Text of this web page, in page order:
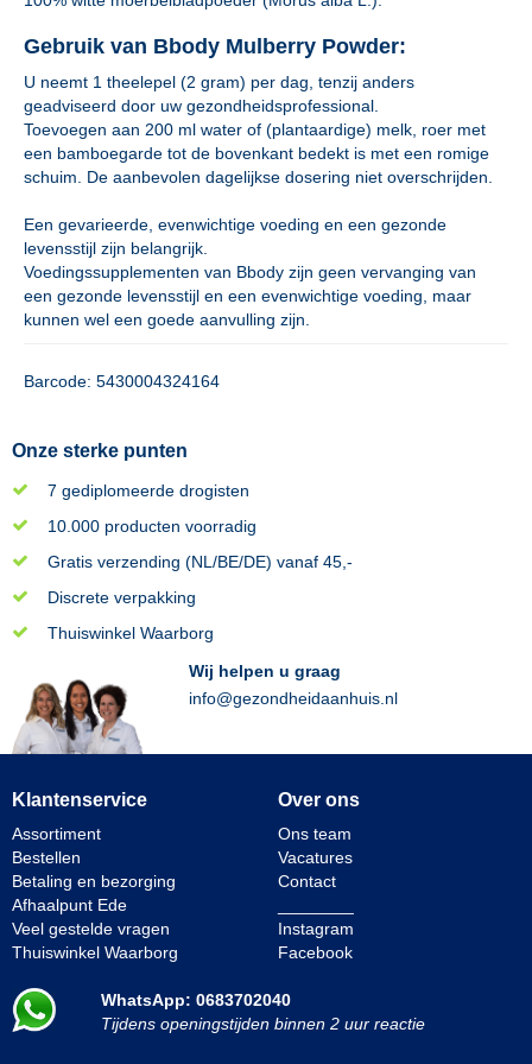
Gebruik van Bbody Mulberry Powder:
U neemt 1 theelepel (2 gram) per dag, tenzij anders
geadviseerd door uw gezondheidsprofessional.
Toevoegen aan 200 ml water of (plantaardige) melk, roer met
een bamboegarde tot de bovenkant bedekt is met een romige
schuim. De aanbevolen dagelijkse dosering niet overschrijden.
Een gevarieerde, evenwichtige voeding en een gezonde
levensstijl zijn belangrijk.
Voedingssupplementen van Bbody zijn geen vervanging van
een gezonde levensstijl en een evenwichtige voeding, maar
kunnen wel een goede aanvulling zijn.
Barcode: 5430004324164
Onze sterke punten
7 gediplomeerde drogisten
10.000 producten voorradig
Gratis verzending (NL/BE/DE) vanaf 45,-
Discrete verpakking
Thuiswinkel Waarborg
Wij helpen u graag
info@gezondheidaanhuis.nl
Klantenservice
Assortiment
Bestellen
Betaling en bezorging
Afhaalpunt Ede
Veel gestelde vragen
Thuiswinkel Waarborg
Over ons
Ons team
Vacatures
Contact
Instagram
Facebook
WhatsApp: 0683702040
Tijdens openingstijden binnen 2 uur reactie